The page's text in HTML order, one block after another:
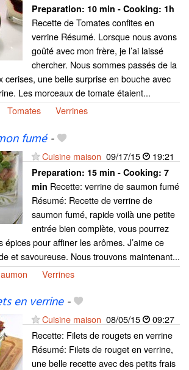
Preparation: 10 min - Cooking: 1h
Recette de Tomates confites en
verrine Résumé. Lorsque nous avons
goûté avec mon frère, je l’ai laissé
chercher. Nous sommes passés de la
cerises, une belle surprise en bouche avec
Les morceaux de tomate étaient...
Tomates Verrines
fumé-
Cuisine maison 09/17/15 19:21
Preparation: 15 min - Cooking: 7
min Recette: verrine de saumon fumé
Résumé: Recette de verrine de
saumon fumé, rapide voilà une petite
entrée bien complète, vous pourrez
épices pour affiner les arômes. J’aime ce
et savoureuse. Nous trouvons maintenant...
Verrines
en verrine-
Cuisine maison 08/05/15
09:27
Recette: Filets de rougets en verrine
Résumé: Filets de rouget en verrine,
une belle recette avec des petits frais